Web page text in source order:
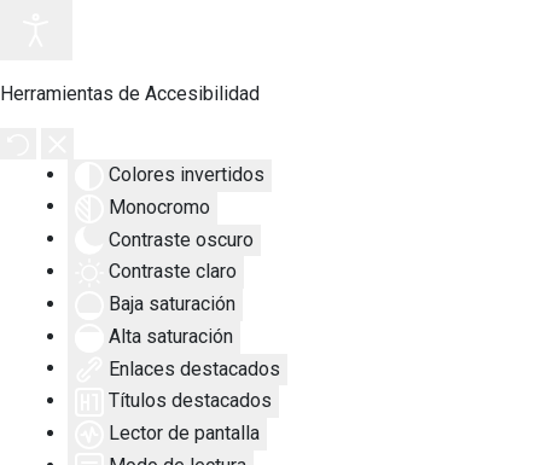
Herramientas de Accesibilidad
Colores invertidos
Monocromo
Contraste oscuro
Contraste claro
Baja saturación
Alta saturación
Enlaces destacados
Títulos destacados
Lector de pantalla